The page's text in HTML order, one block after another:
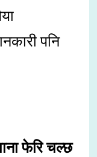
पनि
फेरि चल्छ